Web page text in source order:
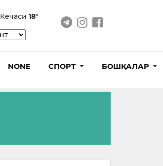
Кечаси 18°
NONE СПОРТ БОШҚАЛАР